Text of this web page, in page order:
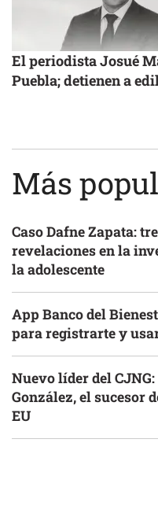
El periodista Josué
Puebla; detienen a
Más
Caso Dafne Zapata:
revelaciones en la
la adolescente
App Banco del
para registrarte y
Nuevo líder del
González, el sucesor
EU